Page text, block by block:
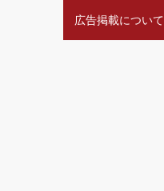
広告掲載について